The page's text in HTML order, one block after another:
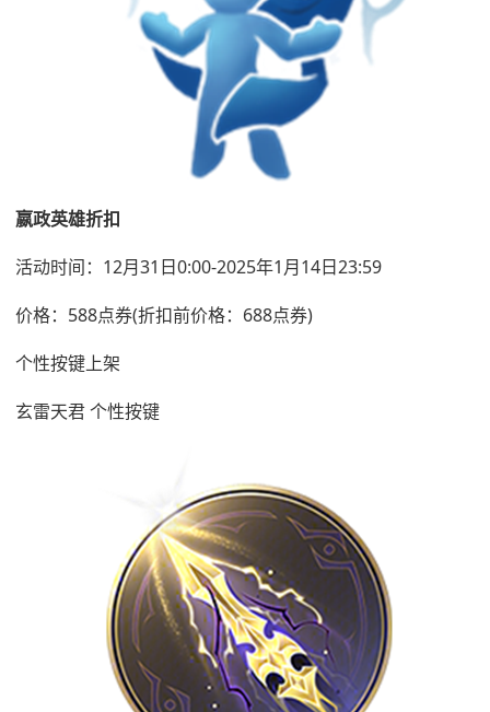
嬴政英雄折扣
活动时间：12月31日0:00-2025年1月14日23:59
价格：588点券(折扣前价格：688点券)
个性按键上架
玄雷天君 个性按键